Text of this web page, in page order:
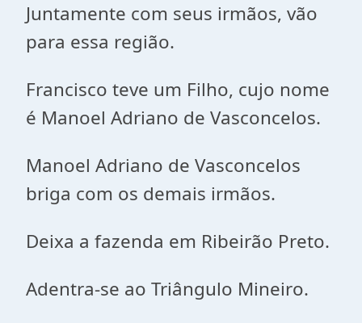
Juntamente com seus irmãos, vão
para essa região.
Francisco teve um Filho, cujo nome
é Manoel Adriano de Vasconcelos.
Manoel Adriano de Vasconcelos
briga com os demais irmãos.
Deixa a fazenda em Ribeirão Preto.
Adentra-se ao Triângulo Mineiro.